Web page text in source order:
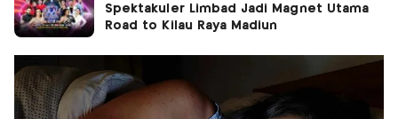
Spektakuler Limbad Jadi Magnet Utama
Road to Kilau Raya Madiun